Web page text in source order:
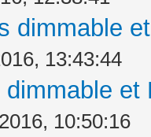
dimmable
13:43:44
10:50:16